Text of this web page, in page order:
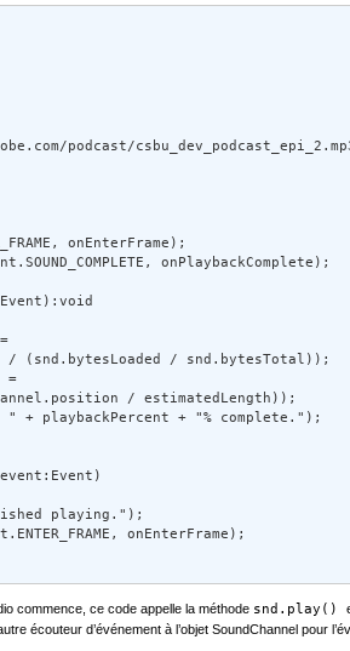
podcast/
onEnterFrame);
onPlaybackComplete);
=
/ (snd.bytesLoaded / snd.bytesTotal));
=
/ estimatedLength));
" + playbackPercent + "% complete.");
playing.");
onEnterFrame);
commence, ce code appelle la méthode snd.play()
écouteur d’événement à l’objet SoundChannel pour